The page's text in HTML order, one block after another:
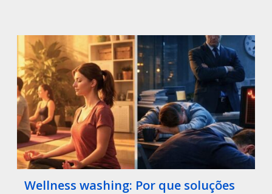
Wellness washing: Por que soluções